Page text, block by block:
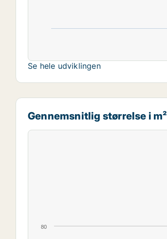
Se hele udviklingen
Gennemsnitlig størrelse i m²
80